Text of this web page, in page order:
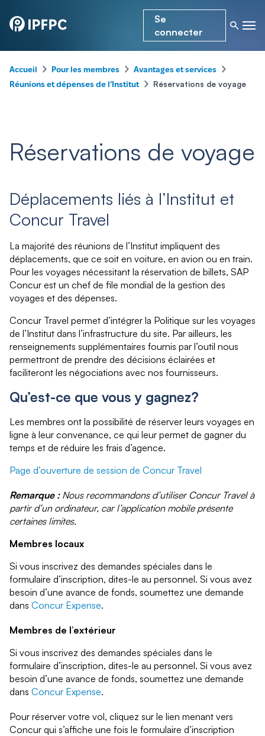
Se
connecter
Accueil – Pour les membres – Avantages et services –
Réunions et dépenses de l’Institut – Réservations de voyage
Réservations de voyage
Déplacements liés à l’Institut et
Concur Travel
La majorité des réunions de l’Institut impliquent des
déplacements, que ce soit en voiture, en avion ou en train.
Pour les voyages nécessitant la réservation de billets, SAP
Concur est un chef de file mondial de la gestion des
voyages et des dépenses.
Concur Travel permet d’intégrer la Politique sur les voyages
de l’Institut dans l’infrastructure du site. Par ailleurs, les
renseignements supplémentaires fournis par l’outil nous
permettront de prendre des décisions éclairées et
faciliteront les négociations avec nos fournisseurs.
Qu’est-ce que vous y gagnez?
Les membres ont la possibilité de réserver leurs voyages en
ligne à leur convenance, ce qui leur permet de gagner du
temps et de réduire les frais d’agence.
Page d’ouverture de session de Concur Travel
Remarque : Nous recommandons d’utiliser Concur Travel à
partir d’un ordinateur, car l’application mobile présente
certaines limites.
Membres locaux
Si vous inscrivez des demandes spéciales dans le
formulaire d’inscription, dites-le au personnel. Si vous avez
besoin d’une avance de fonds, soumettez une demande
dans Concur Expense.
Membres de l’extérieur
Si vous inscrivez des demandes spéciales dans le
formulaire d’inscription, dites-le au personnel. Si vous avez
besoin d’une avance de fonds, soumettez une demande
dans Concur Expense.
Pour réserver votre vol, cliquez sur le lien menant vers
Concur qui s’affiche une fois le formulaire d’inscription